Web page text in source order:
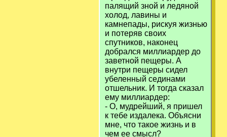
палящий зной и ледяной
холод, лавины и
камнепады, рискуя жизнью
и потеряв своих
спутников, наконец
добрался миллиардер до
заветной пещеры. А
внутри пещеры сидел
убеленный сединами
отшельник. И тогда сказал
ему миллиардер:
- О, мудрейший, я пришел
к тебе издалека. Объясни
мне, что такое жизнь и в
чем ее смысл?